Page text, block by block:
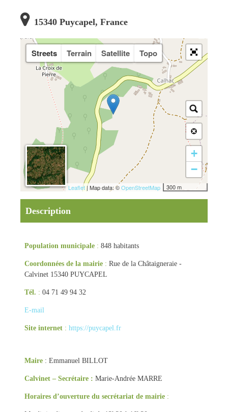
15340 Puycapel, France
Streets Terrain Satellite Topo
+
−
300 m
Leaflet| Map data: ©OpenStreetMap
Description
Population municipale: 848 habitants
Coordonnées de la mairie: Rue de la Châtaigneraie -
Calvinet 15340 PUYCAPEL
Tél. : 04 71 49 94 32
E-mail
Site internet: https://puycapel.fr
Maire: Emmanuel BILLOT
Calvinet – Secrétaire : Marie-Andrée MARRE
Horaires d’ouverture du secrétariat de mairie: